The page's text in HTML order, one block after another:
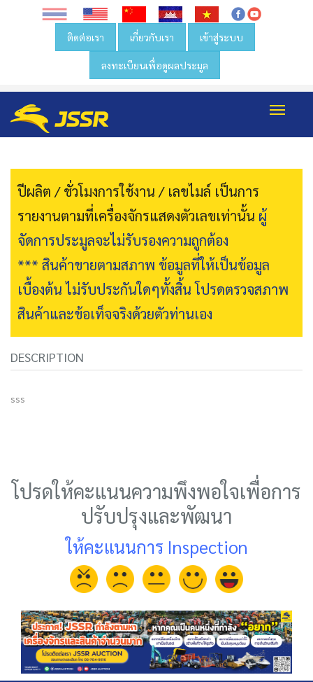
ติดต่อเรา เกี่ยวกับเรา เข้าสู่ระบบ
ลงทะเบียนเพื่อดูผลประมูล
ปีผลิต / ชั่วโมงการใช้งาน / เลขไมล์ เป็นการ
รายงานตามที่เครื่องจักรแสดงตัวเลขเท่านั้น ผู้
จัดการประมูลจะไม่รับรองความถูกต้อง
*** สินค้าขายตามสภาพ ข้อมูลที่ให้เป็นข้อมูล
เบื้องต้น ไม่รับประกันใดๆทั้งสิ้น โปรดตรวจสภาพ
สินค้าและข้อเท็จจริงด้วยตัวท่านเอง
DESCRIPTION
sss
โปรดให้คะแนนความพึงพอใจเพื่อการ
ปรับปรุงและพัฒนา
ให้คะแนนการ Inspection